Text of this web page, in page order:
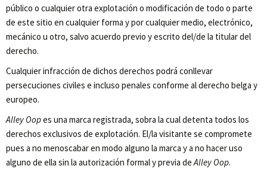
público o cualquier otra explotación o modificación de todo o parte
de este sitio en cualquier forma y por cualquier medio, electrónico,
mecánico u otro, salvo acuerdo previo y escrito del/de la titular del
derecho.
Cualquier infracción de dichos derechos podrá conllevar
persecuciones civiles e incluso penales conforme al derecho belga y
europeo.
Alley Oopes una marca registrada, sobra la cual detenta todos los
derechos exclusivos de explotación. El/la visitante se compromete
pues a no menoscabar en modo alguno la marca y a no hacer uso
alguno de ella sin la autorización formal y previa deAlley Oop.